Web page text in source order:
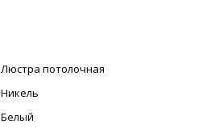
Люстра потолочная
Никель
Белый